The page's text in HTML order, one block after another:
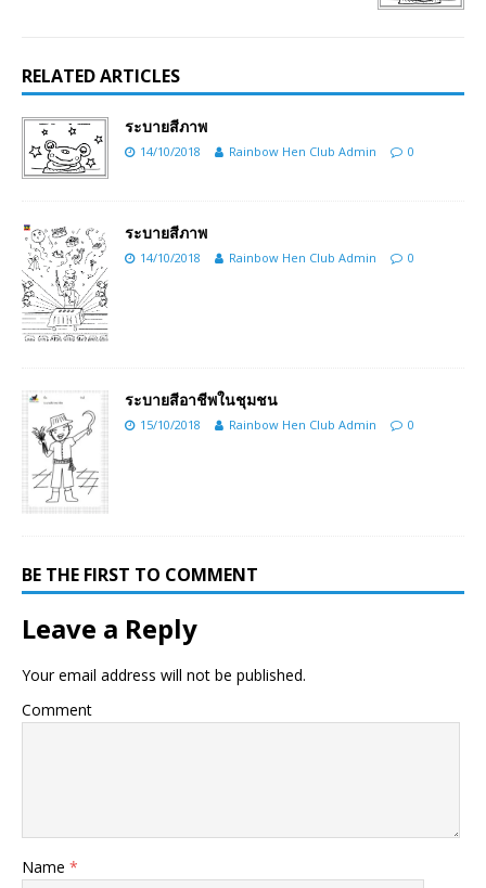
RELATED ARTICLES
ระบายสีภาพ
14/10/2018 Rainbow Hen Club Admin 0
ระบายสีภาพ
14/10/2018 Rainbow Hen Club Admin 0
ระบายสีอาชีพในชุมชน
15/10/2018 Rainbow Hen Club Admin 0
BE THE FIRST TO COMMENT
Leave a Reply
Your email address will not be published.
Comment
Name *